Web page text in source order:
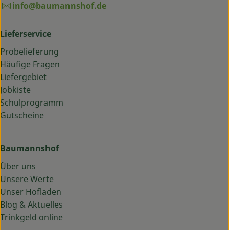
info@baumannshof.de
Lieferservice
Probelieferung
Häufige Fragen
Liefergebiet
Jobkiste
Schulprogramm
Gutscheine
Baumannshof
Über uns
Unsere Werte
Unser Hofladen
Blog & Aktuelles
Trinkgeld online